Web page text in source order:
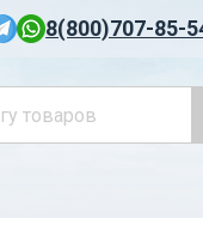
8(800)707-85-